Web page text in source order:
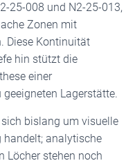
25-008 und N2-25-013,
Zonen mit
Diese Kontinuität
hin stützt die
einer
Lagerstätte.
bislang um visuelle
handelt; analytische
Löcher stehen noch